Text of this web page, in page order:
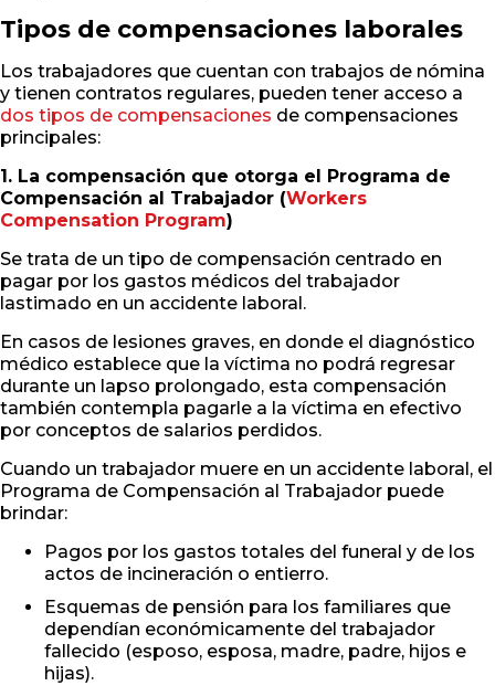
Tipos de compensaciones laborales
Los trabajadores que cuentan con trabajos de nómina
y tienen contratos regulares, pueden tener acceso a
dos tipos de compensaciones de compensaciones
principales:
1. La compensación que otorga el Programa de
Compensación al Trabajador (Workers
Compensation Program)
Se trata de un tipo de compensación centrado en
pagar por los gastos médicos del trabajador
lastimado en un accidente laboral.
En casos de lesiones graves, en donde el diagnóstico
médico establece que la víctima no podrá regresar
durante un lapso prolongado, esta compensación
también contempla pagarle a la víctima en efectivo
por conceptos de salarios perdidos.
Cuando un trabajador muere en un accidente laboral, el
Programa de Compensación al Trabajador puede
brindar:
Pagos por los gastos totales del funeral y de los
actos de incineración o entierro.
Esquemas de pensión para los familiares que
dependían económicamente del trabajador
fallecido (esposo, esposa, madre, padre, hijos e
hijas).